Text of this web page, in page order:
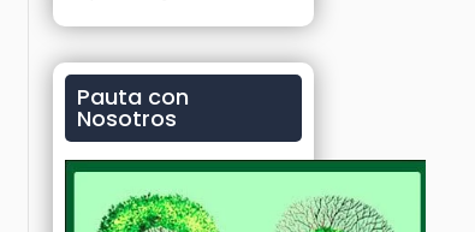
Pauta con
Nosotros